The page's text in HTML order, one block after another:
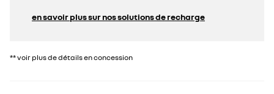
en savoir plus sur nos solutions de recharge
** voir plus de détails en concession